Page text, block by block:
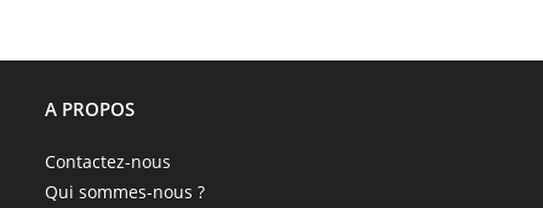
A PROPOS
Contactez-nous
Qui sommes-nous ?